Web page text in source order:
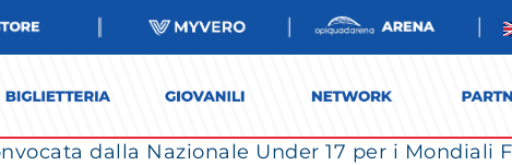
dalla Nazionale Under 17 per i Mondiali